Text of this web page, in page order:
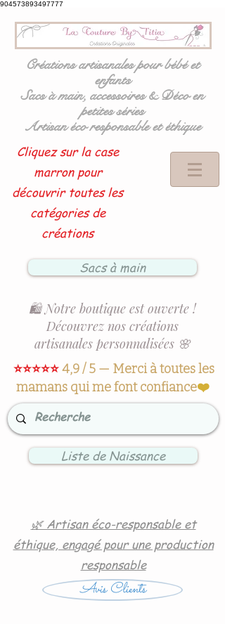
904573893497777
Créations artisanales pour bébé et
enfants
Sacs à main, accessoires & Déco en
petites séries
Artisan éco responsable et éthique
Cliquez sur la case
marron pour
découvrir toutes les
catégories de
créations
Sacs à main
🛍️ Notre boutique est ouverte !
Découvrez nos créations
artisanales personnalisées 🌸
⭐⭐⭐⭐⭐4,9 / 5 — Merci à toutes les
mamans qui me font confiance❤️
Liste de Naissance
🌿 Artisan éco-responsable et
éthique, engagé pour une production
responsable
Avis Clients